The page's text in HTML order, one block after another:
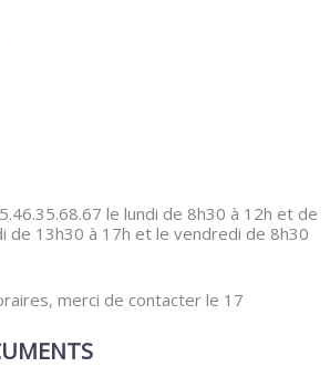
le lundi de 8h30 à 12h et de
de 13h30 à 17h et le vendredi de 8h30
merci de contacter le 17